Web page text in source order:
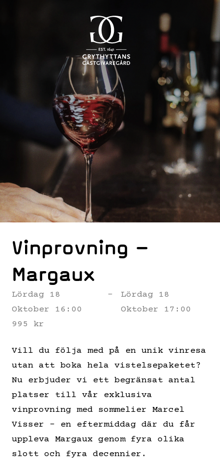
Vinprovning –
Margaux
Lördag 18
Oktober 16:00
-
Lördag 18
Oktober 17:00
995 kr
Vill du följa med på en unik vinresa
utan att boka hela vistelsepaketet?
Nu erbjuder vi ett begränsat antal
platser till vår exklusiva
vinprovning med sommelier Marcel
Visser – en eftermiddag där du får
uppleva Margaux genom fyra olika
slott och fyra decennier.